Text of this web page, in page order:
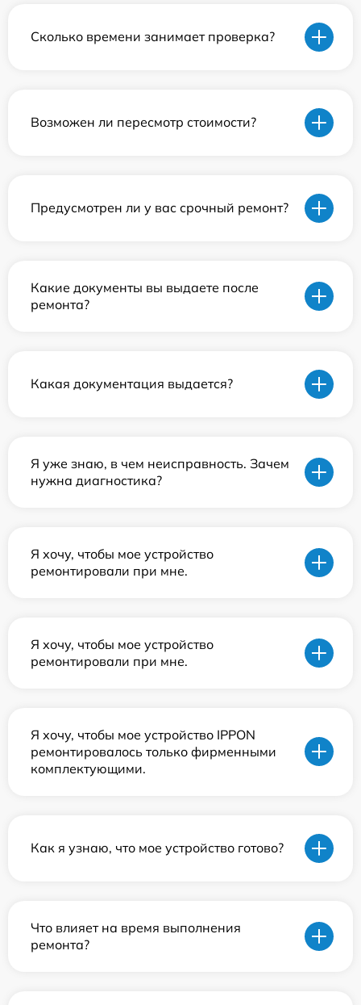
Сколько времени занимает проверка?
Возможен ли пересмотр стоимости?
Предусмотрен ли у вас срочный ремонт?
Какие документы вы выдаете после
ремонта?
Какая документация выдается?
Я уже знаю, в чем неисправность. Зачем
нужна диагностика?
Я хочу, чтобы мое устройство
ремонтировали при мне.
Я хочу, чтобы мое устройство
ремонтировали при мне.
Я хочу, чтобы мое устройство IPPON
ремонтировалось только фирменными
комплектующими.
Как я узнаю, что мое устройство готово?
Что влияет на время выполнения
ремонта?